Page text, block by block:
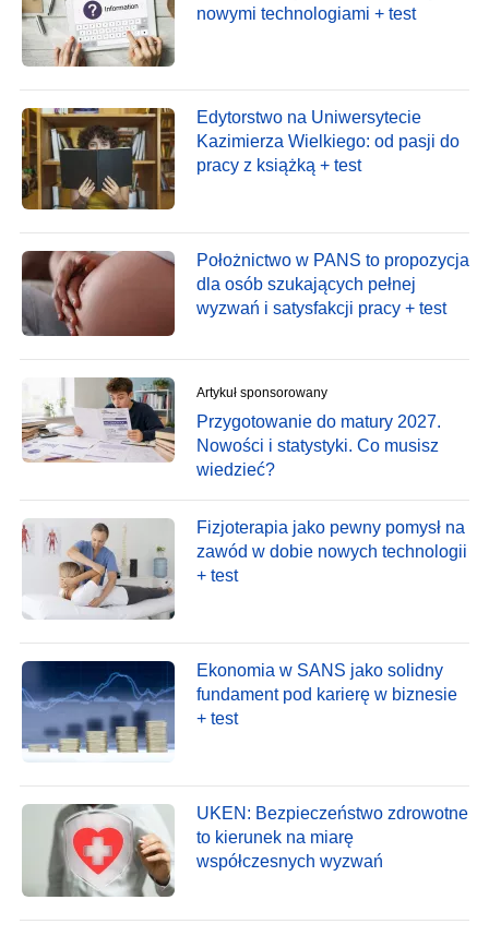
nowymi technologiami + test
Edytorstwo na Uniwersytecie
Kazimierza Wielkiego: od pasji do
pracy z książką + test
Położnictwo w PANS to propozycja
dla osób szukających pełnej
wyzwań i satysfakcji pracy + test
Artykuł sponsorowany
Przygotowanie do matury 2027.
Nowości i statystyki. Co musisz
wiedzieć?
Fizjoterapia jako pewny pomysł na
zawód w dobie nowych technologii
+ test
Ekonomia w SANS jako solidny
fundament pod karierę w biznesie
+ test
UKEN: Bezpieczeństwo zdrowotne
to kierunek na miarę
współczesnych wyzwań